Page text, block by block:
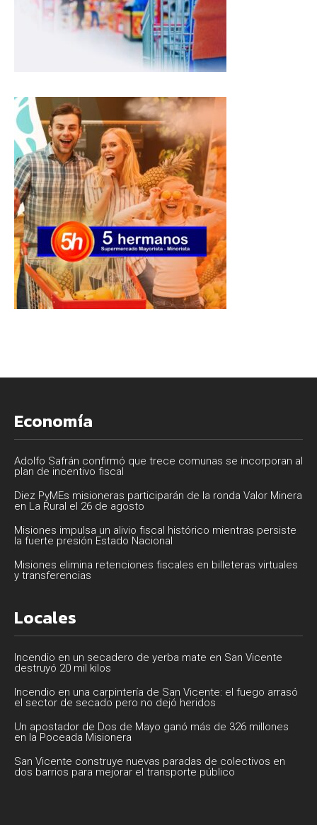
k m
Economía
Adolfo Safrán confirmó que trece comunas se incorporan al
plan de incentivo fiscal
Diez PyMEs misioneras participarán de la ronda Valor Minera
en La Rural el 26 de agosto
Misiones impulsa un alivio fiscal histórico mientras persiste
la fuerte presión Estado Nacional
Misiones elimina retenciones fiscales en billeteras virtuales
y transferencias
Locales
Incendio en un secadero de yerba mate en San Vicente
destruyó 20 mil kilos
Incendio en una carpintería de San Vicente: el fuego arrasó
el sector de secado pero no dejó heridos
Un apostador de Dos de Mayo ganó más de 326 millones
en la Poceada Misionera
San Vicente construye nuevas paradas de colectivos en
dos barrios para mejorar el transporte público